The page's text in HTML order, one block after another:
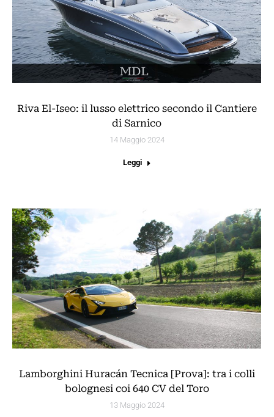
Riva El-Iseo: il lusso elettrico secondo il Cantiere
di Sarnico
14 Maggio 2024
Leggi
Lamborghini Huracán Tecnica [Prova]: tra i colli
bolognesi coi 640 CV del Toro
13 Maggio 2024